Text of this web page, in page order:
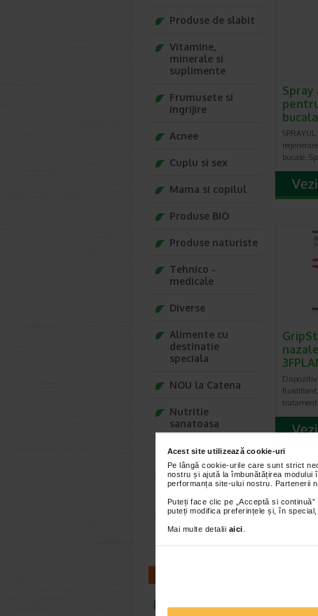
Acest site utilizează cookie-uri
Pe lângă cookie-urile care sunt strict
nostru și ajută la îmbunătățirea
performanța site-ului nostru. Partenerii
Puteți face clic pe „Acceptă si
puteți modifica preferințele și, în
Mai multe detalii aici
bucale.
DMG
Produse de slabit
Vitamine,
minerale si
suplimente
Frumusete si
ingrijire
Acnee
Cuplu si sex
Mama si copilul
Produse BIO
Produse naturiste
Tehnico -
medicale
Diverse
Alimente cu
destinatie
speciala
NOU la Catena
Nutritie
sanatoasa
Ce Oftapic ti se
potriveste
Adora – Adorabili
din prima clipa
Seturi cadou
infoline@catena.ro